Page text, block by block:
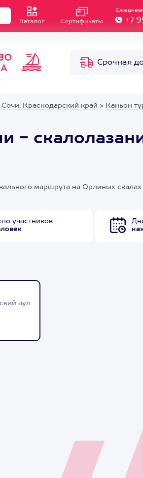
Каталог Сертификаты +7
Срочная
Сочи, Краснодарский край > Каньон
-
маршрута на Орлиных скалах
участников
аул